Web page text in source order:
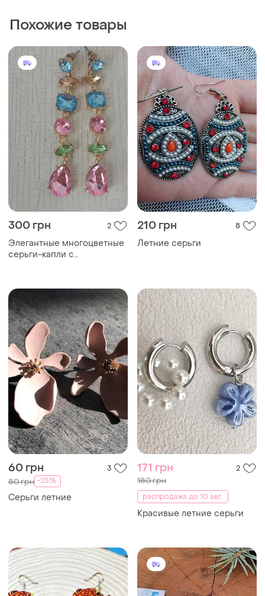
Похожие товары
300 грн 2
Элегантные многоцветные
серьги-капли с
210 грн 8
Летние серьги
60 грн 3
80 грн -25%
Серьги летние
171 грн 2
180 грн
распродажа до 10 авг.
Красивые летние серьги